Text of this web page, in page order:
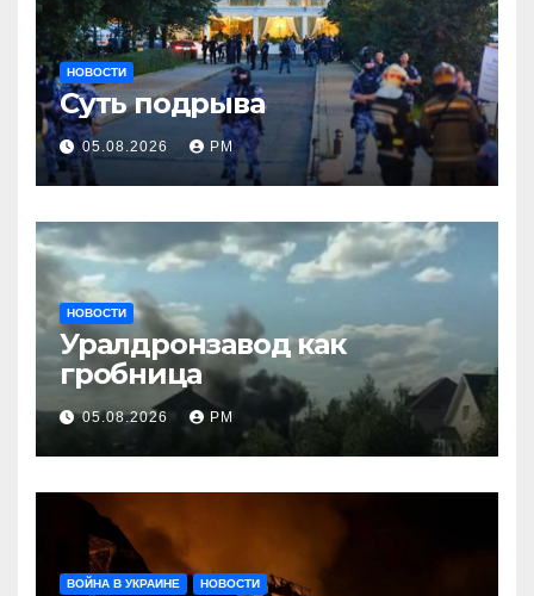
НОВОСТИ
Суть подрыва
05.08.2026 РМ
НОВОСТИ
Уралдронзавод как
гробница
05.08.2026 РМ
ВОЙНА В УКРАИНЕ НОВОСТИ